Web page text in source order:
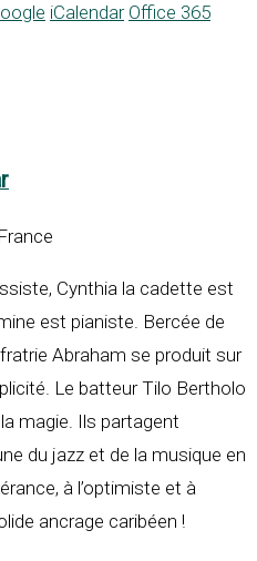
iCalendar Office 365
Cynthia la cadette est
est pianiste. Bercée de
Abraham se produit sur
Le batteur Tilo Bertholo
magie. Ils partagent
du jazz et de la musique en
à l’optimiste et à
ancrage caribéen !